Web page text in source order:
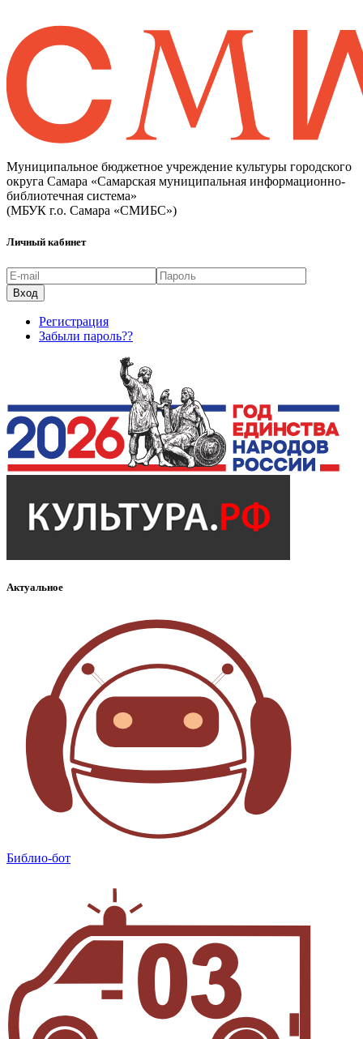
Муниципальное бюджетное учреждение культуры городского
округа Самара «Самарская муниципальная информационно-
библиотечная система»
(МБУК г.о. Самара «СМИБС»)
Личный кабинет
Регистрация
Забыли пароль??
Актуальное
Библио-бот